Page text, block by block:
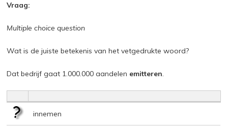
Vraag:
Multiple choice question
Wat is de juiste betekenis van het vetgedrukte woord?
Dat bedrijf gaat 1.000.000 aandelen emitteren.
innemen